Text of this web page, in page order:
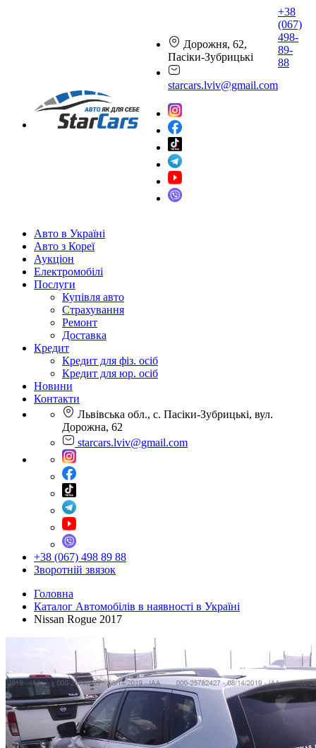
Дорожня, 62,
Пасіки-Зубрицькі
starcars.lviv@gmail.com
+38
(067)
498-
89-
88
Авто в Україні
Авто з Кореї
Аукціон
Електромобілі
Послуги
Купівля авто
Страхування
Ремонт
Доставка
Кредит
Кредит для фіз. осіб
Кредит для юр. осіб
Новини
Контакти
Львівська обл., с. Пасіки-Зубрицькі, вул.
Дорожна, 62
starcars.lviv@gmail.com
+38 (067) 498 89 88
Зворотній звязок
Головна
Каталог Автомобілів в наявності в Україні
Nissan Rogue 2017